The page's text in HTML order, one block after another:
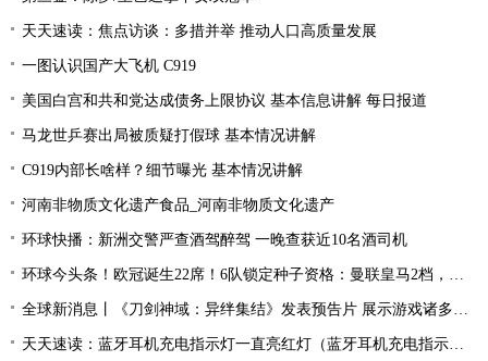
天天速读：焦点访谈：多措并举 推动人口高质量发展
一图认识国产大飞机 C919
美国白宫和共和党达成债务上限协议 基本信息讲解 每日报道
马龙世乒赛出局被质疑打假球 基本情况讲解
C919内部长啥样？细节曝光 基本情况讲解
河南非物质文化遗产食品_河南非物质文化遗产
环球快播：新洲交警严查酒驾醉驾 一晚查获近10名酒司机
环球今头条！欧冠诞生22席！6队锁定种子资格：曼联皇马2档，酝酿死亡之组
全球新消息丨《刀剑神域：异绊集结》发表预告片 展示游戏诸多玩法
天天速读：蓝牙耳机充电指示灯一直亮红灯（蓝牙耳机充电指示灯）